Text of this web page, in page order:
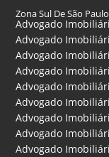
Zona Sul De São Paulo
Advogado
Advogado
Advogado
Advogado
Advogado
Advogado
Advogado
Advogado
Advogado